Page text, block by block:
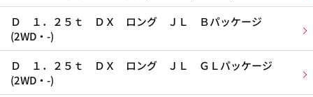
Ｄ １．２５ｔ ＤＸ ロング ＪＬ Ｂパッケージ
(2WD・-)
Ｄ １．２５ｔ ＤＸ ロング ＪＬ ＧＬパッケージ
(2WD・-)